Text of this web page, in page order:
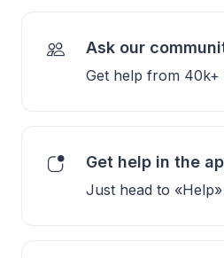
Ask our
Get help from 40k+
Get help in the
Just head to